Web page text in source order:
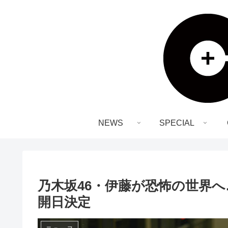
NEWS SPECIAL
乃木坂46・伊藤が恐怖の世界
開日決定